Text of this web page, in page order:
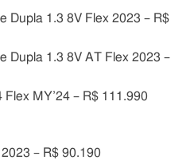
Dupla 1.3 8V Flex 2023 – R$
Dupla 1.3 8V AT Flex 2023 –
MY’24 – R$ 111.990
– R$ 90.190